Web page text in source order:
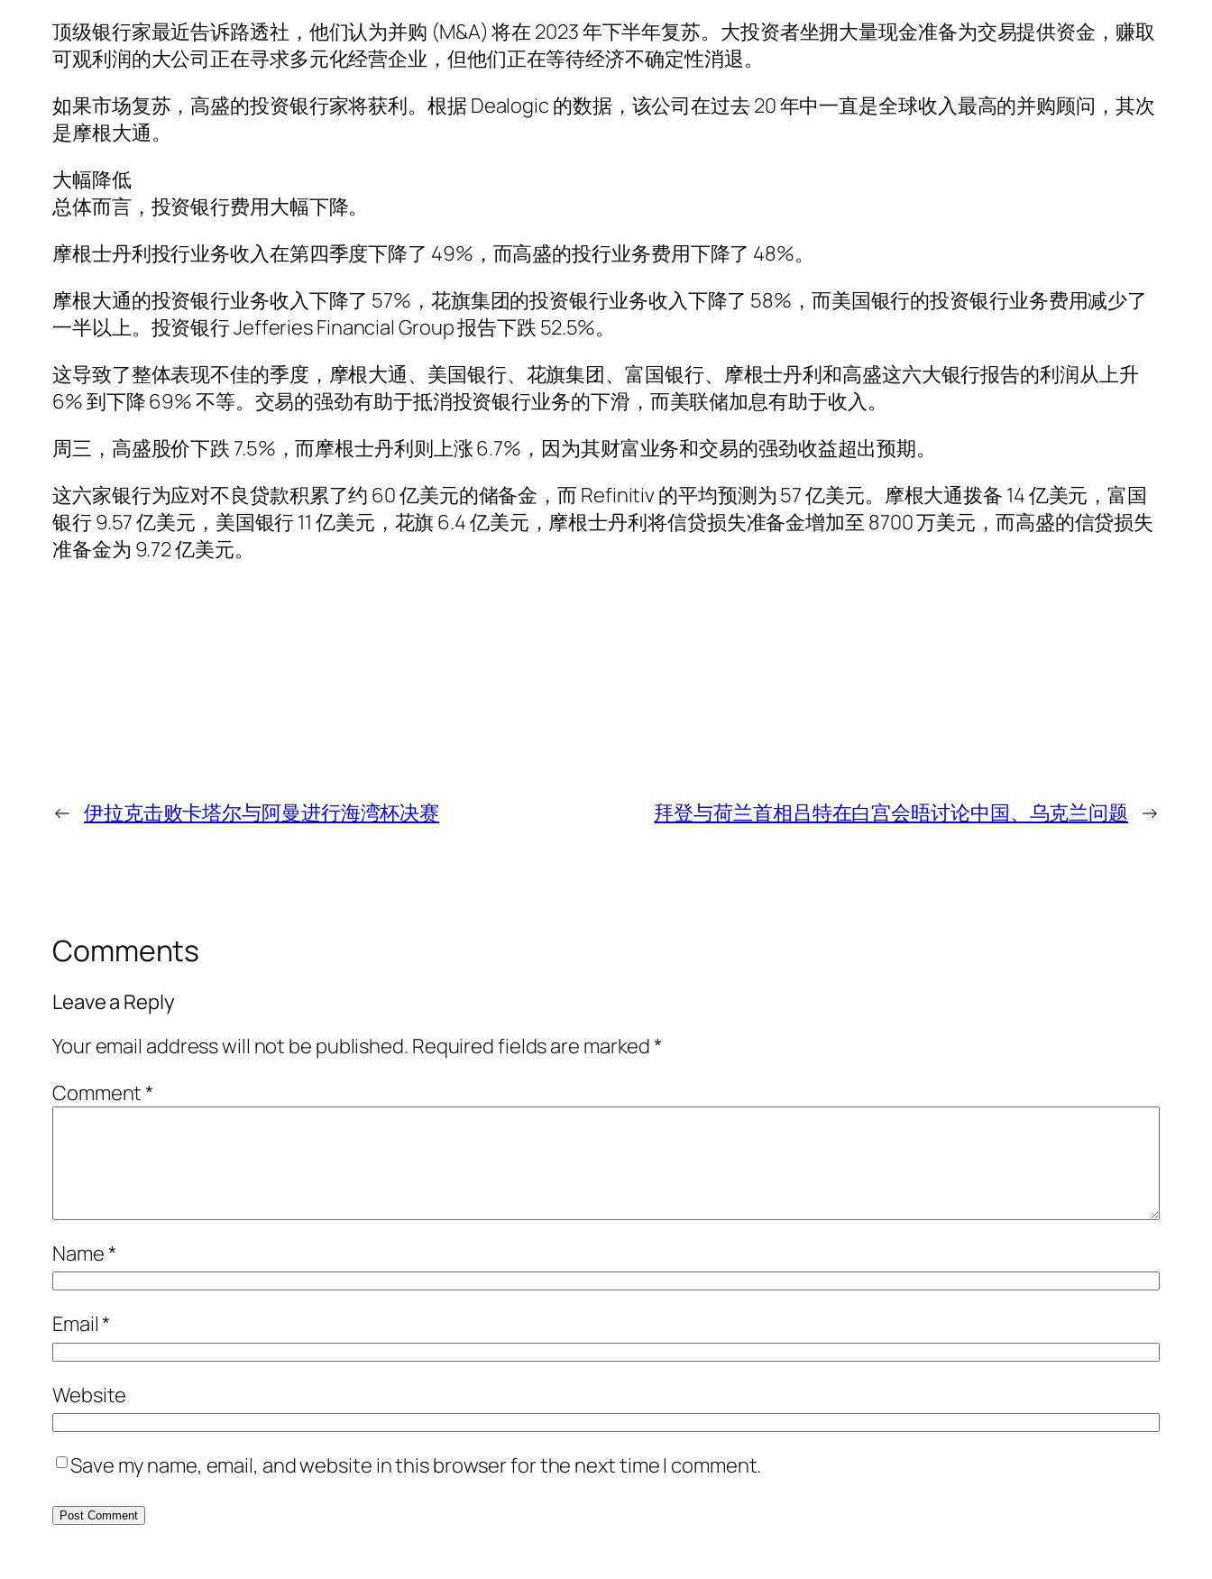
顶级银行家最近告诉路透社，他们认为并购 (M&A) 将在 2023 年下半年复苏。大投资者坐拥大量现金准备为交易提供资金，赚取
可观利润的大公司正在寻求多元化经营企业，但他们正在等待经济不确定性消退。
如果市场复苏，高盛的投资银行家将获利。根据 Dealogic 的数据，该公司在过去 20 年中一直是全球收入最高的并购顾问，其次
是摩根大通。
大幅降低
总体而言，投资银行费用大幅下降。
摩根士丹利投行业务收入在第四季度下降了 49%，而高盛的投行业务费用下降了 48%。
摩根大通的投资银行业务收入下降了 57%，花旗集团的投资银行业务收入下降了 58%，而美国银行的投资银行业务费用减少了
一半以上。投资银行 Jefferies Financial Group 报告下跌 52.5%。
这导致了整体表现不佳的季度，摩根大通、美国银行、花旗集团、富国银行、摩根士丹利和高盛这六大银行报告的利润从上升
6% 到下降 69% 不等。交易的强劲有助于抵消投资银行业务的下滑，而美联储加息有助于收入。
周三，高盛股价下跌 7.5%，而摩根士丹利则上涨 6.7%，因为其财富业务和交易的强劲收益超出预期。
这六家银行为应对不良贷款积累了约 60 亿美元的储备金，而 Refinitiv 的平均预测为 57 亿美元。摩根大通拨备 14 亿美元，富国
银行 9.57 亿美元，美国银行 11 亿美元，花旗 6.4 亿美元，摩根士丹利将信贷损失准备金增加至 8700 万美元，而高盛的信贷损失
准备金为 9.72 亿美元。
← 伊拉克击败卡塔尔与阿曼进行海湾杯决赛 拜登与荷兰首相吕特在白宫会晤讨论中国、乌克兰问题 →
Comments
Leave a Reply
Your email address will not be published. Required fields are marked*
Comment*
Name*
Email*
Website
Save my name, email, and website in this browser for the next time I comment.